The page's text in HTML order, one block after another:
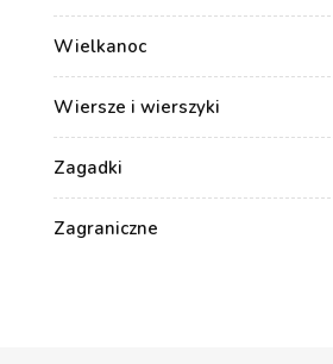
Wielkanoc
Wiersze i wierszyki
Zagadki
Zagraniczne